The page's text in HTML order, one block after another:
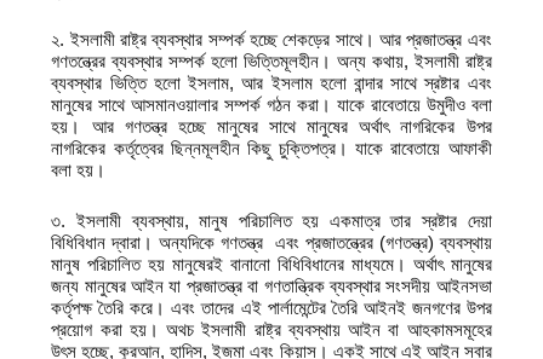
২. ইসলামী রাষ্ট্র ব্যবস্থার সম্পর্ক হচ্ছে শেকড়ের সাথে। আর প্রজাতন্ত্র এবং
গণতন্ত্রের ব্যবস্থার সম্পর্ক হলো ভিত্তিমূলহীন। অন্য কথায়, ইসলামী রাষ্ট্র
ব্যবস্থার ভিত্তি হলো ইসলাম, আর ইসলাম হলো বান্দার সাথে স্রষ্টার এবং
মানুষের সাথে আসমানওয়ালার সম্পর্ক গঠন করা। যাকে রাবেতায়ে উমুদীও বলা
হয়। আর গণতন্ত্র হচ্ছে মানুষের সাথে মানুষের অর্থাৎ নাগরিকের উপর
নাগরিকের কর্তৃত্বের ছিন্নমূলহীন কিছু চুক্তিপত্র। যাকে রাবেতায়ে আফাকী
বলা হয়।
৩. ইসলামী ব্যবস্থায়, মানুষ পরিচালিত হয় একমাত্র তার স্রষ্টার দেয়া
বিধিবিধান দ্বারা। অন্যদিকে গণতন্ত্র এবং প্রজাতন্ত্রের (গণতন্ত্র) ব্যবস্থায়
মানুষ পরিচালিত হয় মানুষেরই বানানো বিধিবিধানের মাধ্যমে। অর্থাৎ মানুষের
জন্য মানুষের আইন যা প্রজাতন্ত্র বা গণতান্ত্রিক ব্যবস্থার সংসদীয় আইনসভা
কর্তৃপক্ষ তৈরি করে। এবং তাদের এই পার্লামেন্টের তৈরি আইনই জনগণের উপর
প্রয়োগ করা হয়। অথচ ইসলামী রাষ্ট্র ব্যবস্থায় আইন বা আহকামসমূহের
উৎস হচ্ছে, কুরআন, হাদিস, ইজমা এবং কিয়াস। একই সাথে এই আইন সবার